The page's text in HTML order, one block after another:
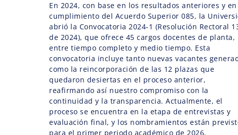
En 2024, con base en los resultados anteriores y en
cumplimiento del Acuerdo Superior 085, la
abrió la Convocatoria 2024‑1 (Resolución Rectoral
de 2024), que ofrece 45 cargos docentes de planta,
entre tiempo completo y medio tiempo. Esta
convocatoria incluye tanto nuevas vacantes
como la reincorporación de las 12 plazas que
quedaron desiertas en el proceso anterior,
reafirmando así nuestro compromiso con la
continuidad y la transparencia. Actualmente, el
proceso se encuentra en la etapa de entrevistas y
evaluación final, y los nombramientos están
para el primer periodo académico de 2026.